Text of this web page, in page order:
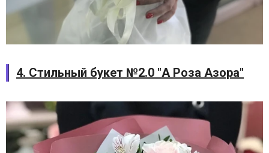
4. Стильный букет №2.0 "А Роза Азора"